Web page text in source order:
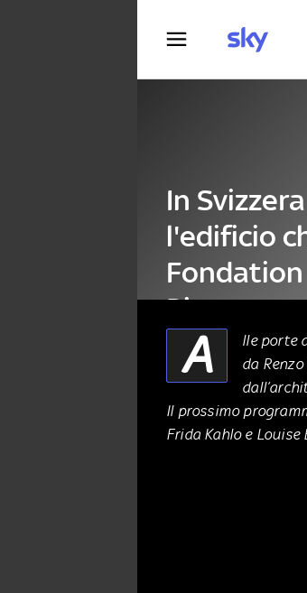
In
l'edificio
Fondation
Piano
ARCHITETTURA 18
A
lle porte
da
Il prossimo
Frida Kahlo e Louise